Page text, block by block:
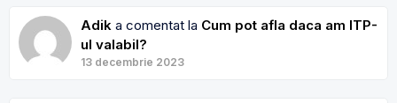
Adik a comentat la Cum pot afla daca am ITP-
ul valabil?
13 decembrie 2023